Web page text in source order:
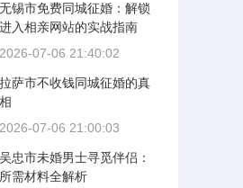
无锡市免费同城征婚：解锁
进入相亲网站的实战指南
2026-07-06 21:40:02
拉萨市不收钱同城征婚的真
相
2026-07-06 21:00:03
吴忠市未婚男士寻觅伴侣：
所需材料全解析